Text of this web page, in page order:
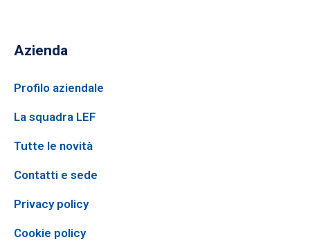
Azienda
Profilo aziendale
La squadra LEF
Tutte le novità
Contatti e sede
Privacy policy
Cookie policy